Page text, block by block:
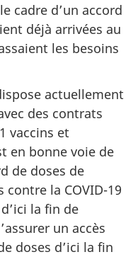
cadre d’un accord
déjà arrivées au
les besoins
actuellement
des contrats
vaccins et
en bonne voie de
de doses de
contre la COVID-19
la fin de
un accès
doses d’ici la fin